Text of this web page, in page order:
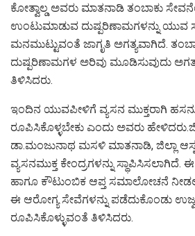
ಕೋತ್ವಾಲ್ಡ ಅವರು ಮಾತನಾಡಿ ತಂಬಾಕು
ಉಂಟುಮಾಡುವ ದುಷ್ಪರಿಣಾಮಗಳನ್ನು ಯುವ
ಮನಮುಟ್ಟುವಂತೆ ಜಾಗೃತಿ ಅಗತ್ಯವಾಗಿದೆ.
ದುಷ್ಪರಿಣಾಮಗಳ ಅರಿವು ಮೂಡಿಸುವುದು
ತಿಳಿಸಿದರು.
ಇಂದಿನ ಯುವಪೀಳಿಗೆ ವ್ಯಸನ ಮುಕ್ತರಾಗಿ
ರೂಪಿಸಿಕೊಳ್ಳಬೇಕು ಎಂದು ಅವರು
ಡಾ.ಮಂಜುನಾಥ ಮಸಳಿ ಮಾತನಾಡಿ, ಜಿಲ್ಲಾ
ವ್ಯಸನಮುಕ್ತ ಕೇಂದ್ರಗಳನ್ನು ಸ್ಥಾಪಿಸಿಸಲಾಗಿದೆ.
ಹಾಗೂ ಕೌಟುಂಬಿಕ ಆಪ್ತ ಸಮಾಲೋಚನೆ
ಈ ಆರೋಗ್ಯ ಸೇವೆಗಳನ್ನು ಪಡೆದುಕೊಂಡು
ರೂಪಿಸಿಕೊಳ್ಳುವಂತೆ ತಿಳಿಸಿದರು.